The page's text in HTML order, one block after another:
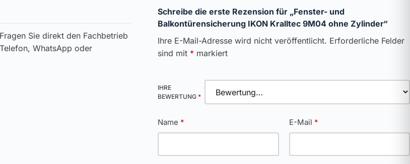
Sie direkt den Fachbetrieb
WhatsApp oder
Schreibe die erste Rezension für „Fenster- und
Balkontürensicherung IKON Kralltec 9M04 ohne Zylinder“
Ihre E-Mail-Adresse wird nicht veröffentlicht. Erforderliche Felder
sind mit * markiert
IHRE
BEWERTUNG *
Name * E-Mail *